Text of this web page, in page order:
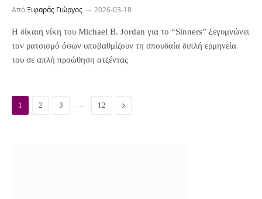
ΑπόΞιφαράς Γιώργος 2026-03-18
Η δίκαιη νίκη του Michael B. Jordan για το “Sinners” ξεγυμνώνει
τον ρατσισμό όσων υποβαθμίζουν τη σπουδαία διπλή ερμηνεία
του σε απλή προώθηση ατζέντας
1 2 3 … 12
N